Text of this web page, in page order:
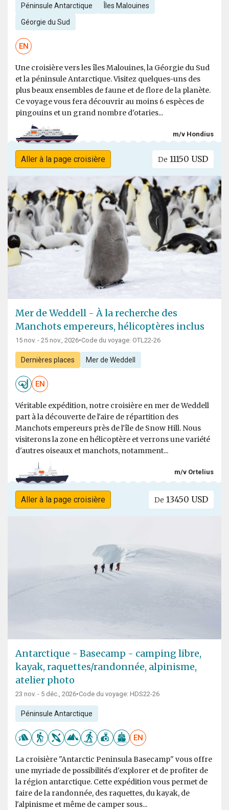
Péninsule Antarctique Îles Malouines
Géorgie du Sud
EN
Une croisière vers les îles Malouines, la Géorgie du Sud
et la péninsule Antarctique. Visitez quelques-uns des
plus beaux ensembles de faune et de flore de la planète.
Ce voyage vous fera découvrir au moins 6 espèces de
pingouins et un grand nombre d'otaries...
m/v Hondius
Aller à la page croisière De 11150 USD
Mer de Weddell - À la recherche des
Manchots empereurs, hélicoptères inclus
15 nov. - 25 nov., 2026•Code du voyage: OTL22-26
Dernières places Mer de Weddell
EN
Véritable expédition, notre croisière en mer de Weddell
part à la découverte de l'aire de répartition des
Manchots empereurs près de l'île de Snow Hill. Nous
visiterons la zone en hélicoptère et verrons une variété
d'autres oiseaux et manchots, notamment...
m/v Ortelius
Aller à la page croisière De 13450 USD
Antarctique - Basecamp - camping libre,
kayak, raquettes/randonnée, alpinisme,
atelier photo
23 nov. - 5 déc., 2026•Code du voyage: HDS22-26
Péninsule Antarctique
EN
La croisière "Antarctic Peninsula Basecamp" vous offre
une myriade de possibilités d'explorer et de profiter de
la région antarctique. Cette expédition vous permet de
faire de la randonnée, des raquettes, du kayak, de
l'alpinisme et même de camper sous...